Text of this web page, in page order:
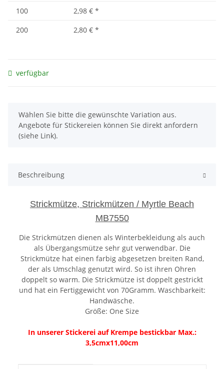
100
2,98 € *
200
2,80 € *
verfügbar
x
Wählen Sie bitte die gewünschte Variation aus.
Angebote für Stickereien können Sie direkt anfordern
(siehe Link).
Beschreibung
Strickmütze, Strickmützen / Myrtle Beach
MB7550
Die Strickmützen dienen als Winterbekleidung als auch
als Übergangsmütze sehr gut verwendbar. Die
Strickmütze hat einen farbig abgesetzen breiten Rand,
der als Umschlag genutzt wird. So ist ihren Ohren
doppelt so warm. Die Strickmütze ist doppelt gestrickt
und hat ein Fertiggewicht von 70Gramm. Waschbarkeit:
Handwäsche.
Größe: One Size
In unserer Stickerei auf Krempe bestickbar Max.:
3,5cmx11,00cm